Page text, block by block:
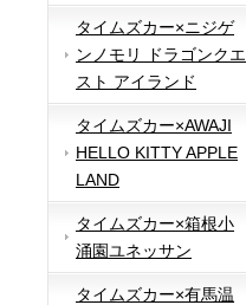
タイムズカー×ニジゲ
ンノモリ ドラゴンクエ
スト アイランド
タイムズカー×AWAJI
HELLO KITTY APPLE
LAND
タイムズカー×箱根小
涌園ユネッサン
タイムズカー×有馬温